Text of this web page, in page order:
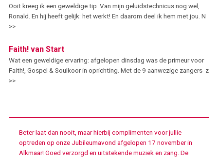
Ooit kreeg ik een geweldige tip. Van mijn geluidstechnicus nog wel,
Ronald. En hij heeft gelijk: het werkt! En daarom deel ik hem met jou. N
>>
Faith! van Start
Wat een geweldige ervaring: afgelopen dinsdag was de primeur voor
Faith!, Gospel & Soulkoor in oprichting. Met de 9 aanwezige zangers z
>>
Beter laat dan nooit, maar hierbij complimenten voor jullie
optreden op onze Jubileumavond afgelopen 17 november in
Alkmaar! Goed verzorgd en uitstekende muziek en zang. De